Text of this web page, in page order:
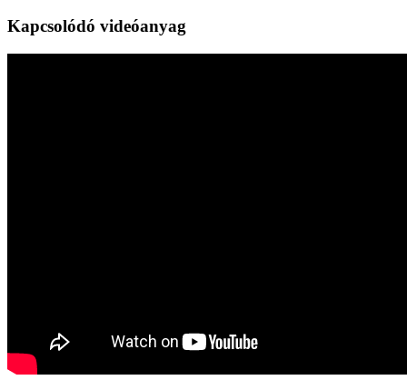
Kapcsolódó videóanyag